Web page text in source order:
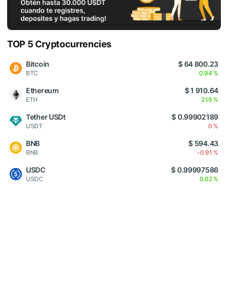
TOP 5 Cryptocurrencies
Bitcoin
BTC
$ 64 800.23
0.94 %
Ethereum
ETH
$ 1 910.64
2.19 %
Tether USDt
USDT
$ 0.99902189
0 %
BNB
BNB
$ 594.43
-0.91 %
USDC
USDC
$ 0.99997586
0.02 %